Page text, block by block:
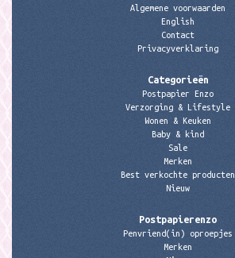
Algemene voorwaarden
English
Contact
Privacyverklaring
Categorieën
Postpapier Enzo
Verzorging & Lifestyle
Wonen & Keuken
Baby & kind
Sale
Merken
Best verkochte producten
Nieuw
Postpapierenzo
Penvriend(in) oproepjes
Merken